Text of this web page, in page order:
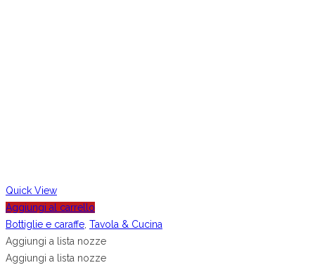
Quick View
Aggiungi al carrello
Bottiglie e caraffe, Tavola & Cucina
Aggiungi a lista nozze
Aggiungi a lista nozze